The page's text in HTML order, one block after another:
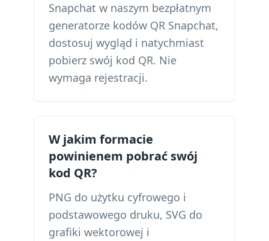
Snapchat w naszym bezpłatnym
generatorze kodów QR Snapchat,
dostosuj wygląd i natychmiast
pobierz swój kod QR. Nie
wymaga rejestracji.
W jakim formacie
powinienem pobrać swój
kod QR?
PNG do użytku cyfrowego i
podstawowego druku, SVG do
grafiki wektorowej i